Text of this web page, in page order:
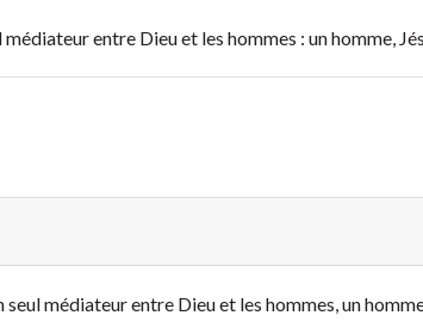
médiateur entre Dieu et les hommes : un homme,
seul médiateur entre Dieu et les hommes, un